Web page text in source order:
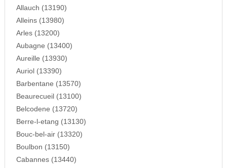
Allauch (13190)
Alleins (13980)
Arles (13200)
Aubagne (13400)
Aureille (13930)
Auriol (13390)
Barbentane (13570)
Beaurecueil (13100)
Belcodene (13720)
Berre-l-etang (13130)
Bouc-bel-air (13320)
Boulbon (13150)
Cabannes (13440)